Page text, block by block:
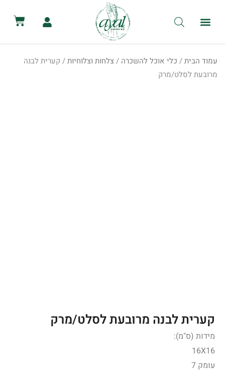
קערית לבנה מרובעת לסלט/מרק
מידות (ס"מ):
16X16
עומק 7
עמוד הבית/ כלי אוכל להשכרה /צלחות וצלוחיות/ קערית לבנה
מרובעת לסלט/מרק